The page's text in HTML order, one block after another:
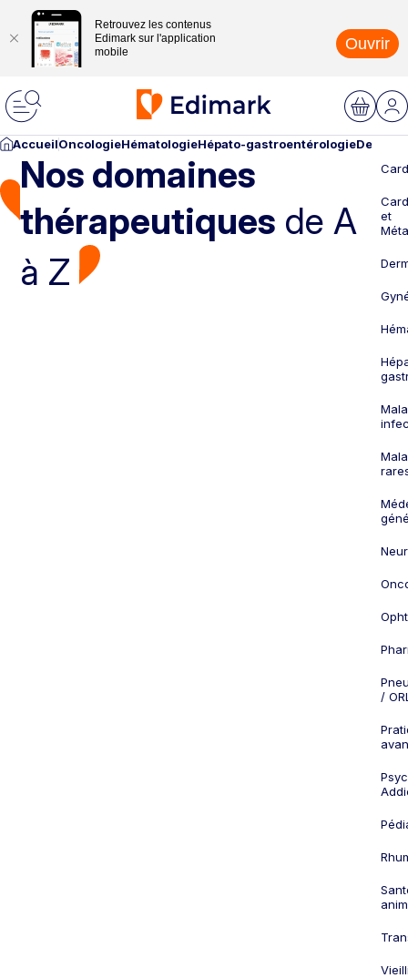
Retrouvez les contenus
Edimark sur l'application
mobile
Ouvrir
AccueilOncologieHématologieHépato-gastroentérologie
Nos domaines
thérapeutiques de A
à Z
et
/